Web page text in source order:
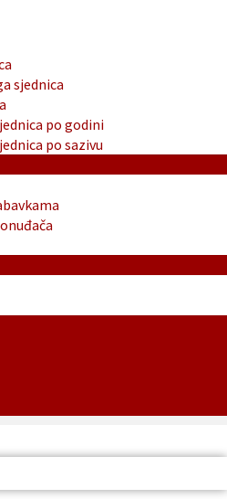
sjednica
po godini
po sazivu